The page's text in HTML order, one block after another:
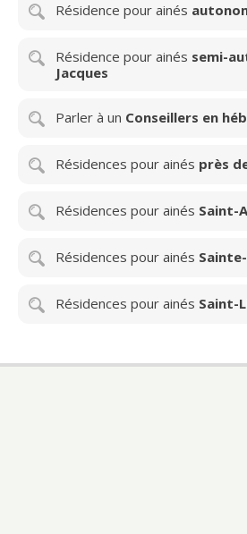
Résidence pour ainés
Résidence pour ainés semi-
Jacques
Parler à un Conseillers en
Résidences pour ainés près
Résidences pour ainés Saint-
Résidences pour ainés
Résidences pour ainés Saint-